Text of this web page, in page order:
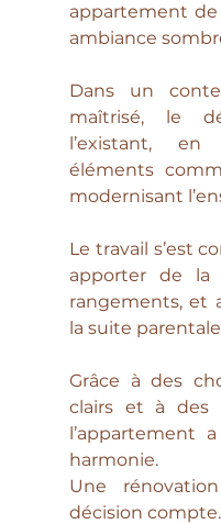
appartement de
ambiance
Dans un
maîtrisé, le
l’existant, en
éléments
modernisant
Le travail s’est
apporter de la
rangements, et
la suite
Grâce à des
clairs et à des
l’appartement
harmonie.
Une
décision compte.